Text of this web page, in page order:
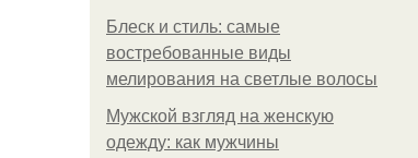
Блеск и стиль: самые
востребованные виды
мелирования на светлые волосы
Мужской взгляд на женскую
одежду: как мужчины